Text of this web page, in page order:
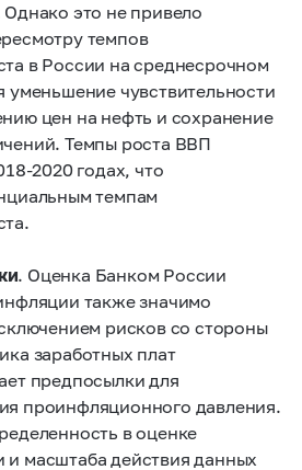
это не привело
темпов
в России на среднесрочном
уменьшение чувствительности
цен на нефть и сохранение
Темпы роста ВВП
2020 годах, что
темпам
. Оценка Банком России
также значимо
рисков со стороны
заработных плат
предпосылки для
проинфляционного давления.
в оценке
и масштаба действия данных